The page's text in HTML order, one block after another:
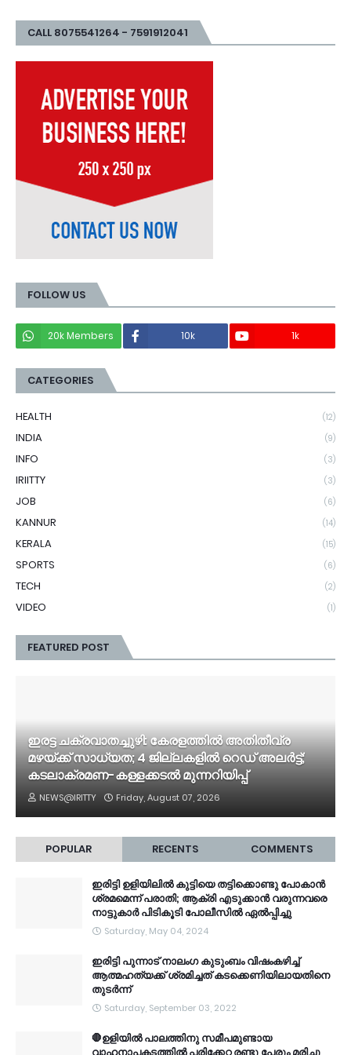
CALL 8075541264 - 7591912041
FOLLOW US
20k Members 10k 1k
CATEGORIES
HEALTH (12)
INDIA (9)
INFO (3)
IRIITTY (3)
JOB (6)
KANNUR (14)
KERALA (15)
SPORTS (6)
TECH (2)
VIDEO (1)
FEATURED POST
ഇരട്ട ചക്രവാതച്ചുഴി: കേരളത്തിൽ അതിതീവ്ര
മഴയ്ക്ക് സാധ്യത; 4 ജില്ലകളിൽ റെഡ് അലർട്ട്;
കടലാക്രമണ-കള്ളക്കടൽ മുന്നറിയിപ്പ്
NEWS@IRITTY Friday, August 07, 2026
POPULAR RECENTS COMMENTS
ഇരിട്ടി ഉളിയിലിൽ കുട്ടിയെ തട്ടിക്കൊണ്ടു പോകാൻ
ശ്രമമെന്ന് പരാതി; ആക്രി എടുക്കാൻ വരുന്നവരെ
നാട്ടുകാർ പിടികൂടി പോലീസിൽ ഏൽപ്പിച്ചു
Saturday, May 04, 2024
ഇരിട്ടി പുന്നാട് നാലംഗ കുടുംബം വിഷംകഴിച്ച്‌
ആത്മഹത്യക്ക് ശ്രമിച്ചത് കടക്കെണിയിലായതിനെ
തുടർന്ന്
Saturday, September 03, 2022
🛑ഉളിയിൽ പാലത്തിനു സമീപമുണ്ടായ